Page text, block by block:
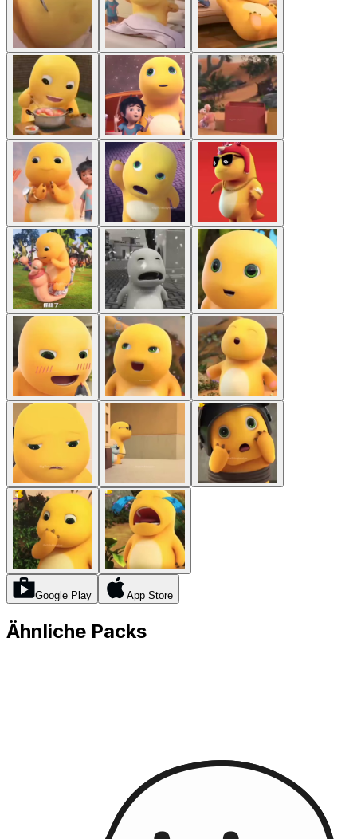
Google Play App Store
Ähnliche Packs